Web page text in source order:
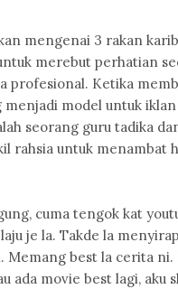
mengenai 3 rakan
merebut perhatian
profesional. Ketika
model untuk
seorang guru tadika
rahsia untuk menambat
cuma tengok kat
je la. Takde la
Memang best la cerita
ada movie best lagi, aku